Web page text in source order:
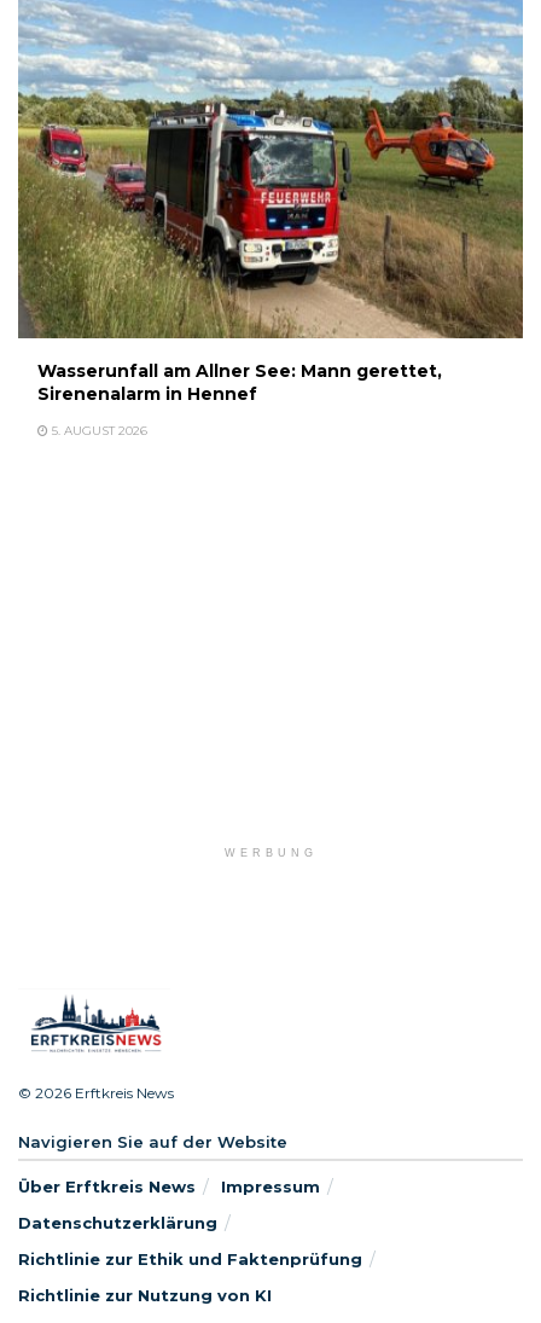
Wasserunfall am Allner See: Mann gerettet,
Sirenenalarm in Hennef
5. AUGUST 2026
WERBUNG
© 2026 Erftkreis News
Navigieren Sie auf der Website
Über Erftkreis News
Impressum
Datenschutzerklärung
Richtlinie zur Ethik und Faktenprüfung
Richtlinie zur Nutzung von KI